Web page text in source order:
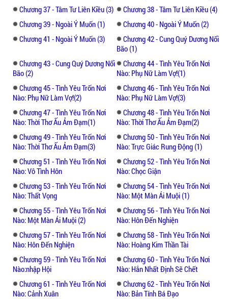
Truyện được lấy bối cảnh là nhà hàng nước
Hồng Kông khi mà trời đã bắt đầu trở lạnh ...
Với cái thời tiết như thế mà nam chính vẫn
lấy khăn ra lau mồ hôi trên người mình vì
quá shock khi gặp được cô. Một cô gái dáng
người búp bê với vẻ mặt xinh đẹp thông
minh, cô rút một đống giấy quy tắc yêu đọc
chầm chậm khiến cho anh nóng rang cả
người.
Mới gặp nhau mà đã phải thuộc một đống
quy tắc chiều chuộng ấy thì anh phải cao
chạy xa bay rồ , anh cà lăm móc điện thoại
ra kiếm cớ chạy ra ngoài. Tại sao lại có một
cô bé kỳ quái đến thế !!! Vậy chuyện của hai
người liệu sẽ được giải quyết êm đẹp bằng
tình yêu ???
Bên cạnh chiêu mộ về tình yêu đầy thú vị
này thì bạn đọc có thể khám phá những
truyện ngôn tình khác, điển hình như: Tổng
Giám Đốc Anh Thật Là Hư và Tổng Giám Đốc
Độc Ác Tuyệt Tình.
Chương 37 - Tâm Tư Liên Kiều (3)
Chương 38 - Tâm Tư Liên Kiều (4)
Chương 39 - Ngoài Ý Muốn (1)
Chương 40 - Ngoài Ý Muốn (2)
Chương 41 - Ngoài Ý Muốn (3)
Chương 42 - Cung Quý Dương Nổi
Bão (1)
Chương 43 - Cung Quý Dương Nổi
Bão (2)
Chương 44 - Tình Yêu Trốn Nơi
Nào: Phụ Nữ Làm Vợ!(1)
Chương 45 - Tình Yêu Trốn Nơi
Nào: Phụ Nữ Làm Vợ!(2)
Chương 46 - Tình Yêu Trốn Nơi
Nào: Phụ Nữ Làm Vợ!(3)
Chương 47 - Tình Yêu Trốn Nơi
Nào: Thời Thơ Ấu Ảm Đạm(1)
Chương 48 - Tình Yêu Trốn Nơi
Nào: Thời Thơ Ấu Ảm Đạm(2)
Chương 49 - Tình Yêu Trốn Nơi
Nào: Thời Thơ Ấu Ảm Đạm(3)
Chương 50 - Tình Yêu Trốn Nơi
Nào: Trực Giác Rung Động (1)
Chương 51 - Tình Yêu Trốn Nơi
Nào: Vô Tình Hôn
Chương 52 - Tình Yêu Trốn Nơi
Nào: Chọc Giận
Chương 53 - Tình Yêu Trốn Nơi
Nào: Thất Vọng
Chương 54 - Tình Yêu Trốn Nơi
Nào: Một Màn Ái Muội (1)
Chương 55 - Tình Yêu Trốn Nơi
Nào: Một Màn Ái Muội (2)
Chương 56 - Tình Yêu Trốn Nơi
Nào: Hôn Đến Nghiện
Chương 57 - Tình Yêu Trốn Nơi
Nào: Hôn Đến Nghiện
Chương 58 - Tình Yêu Trốn Nơi
Nào: Hoàng Kim Thần Tài
Chương 59 - Tình Yêu Trốn Nơi
Nào:nhập Hội
Chương 60 - Tình Yêu Trốn Nơi
Nào: Hắn Nhất Định Sẽ Chết
Chương 61 - Tình Yêu Trốn Nơi
Nào: Cảnh Xuân
Chương 62 - Tình Yêu Trốn Nơi
Nào: Bản Tính Bá Đạo